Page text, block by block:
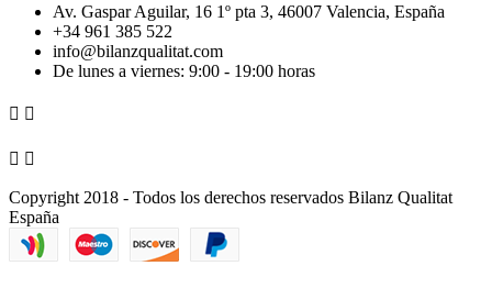
Av. Gaspar Aguilar, 16 1º pta 3, 46007 Valencia, España
+34 961 385 522
info@bilanzqualitat.com
De lunes a viernes: 9:00 - 19:00 horas
 
 
Copyright 2018 - Todos los derechos reservados Bilanz Qualitat
España